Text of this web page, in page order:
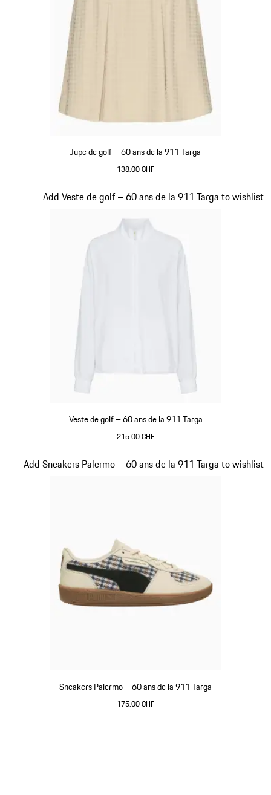
Jupe de golf – 60 ans de la 911 Targa
138.00 CHF
Veste de golf – 60 ans de la 911 Targa
215.00 CHF
Add Veste de golf – 60 ans de la 911 Targa to wishlist
Diapositive 19 sur 20
Sneakers Palermo – 60 ans de la 911 Targa
175.00 CHF
Add Sneakers Palermo – 60 ans de la 911 Targa to wishlist
Diapositive 20 sur 20